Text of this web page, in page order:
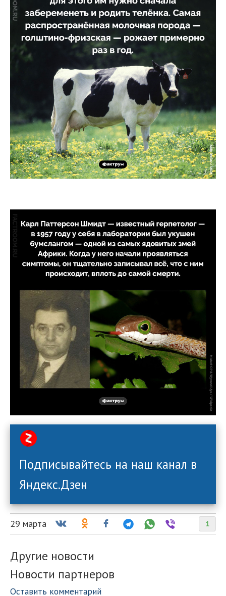
Подписывайтесь на наш канал в
Яндекс.Дзен
1
29 марта
Другие новости
Новости партнеров
Оставить комментарий